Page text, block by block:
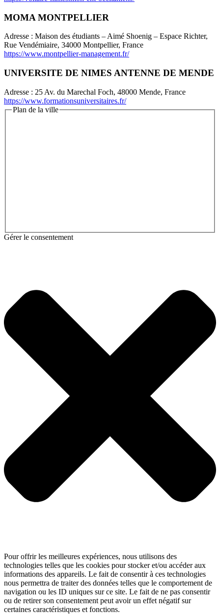
MOMA MONTPELLIER
Adresse : Maison des étudiants – Aimé Shoenig – Espace Richter,
Rue Vendémiaire, 34000 Montpellier, France
https://www.montpellier-management.fr/
UNIVERSITE DE NIMES ANTENNE DE MENDE
Adresse : 25 Av. du Marechal Foch, 48000 Mende, France
https://www.formationsuniversitaires.fr/
Plan de la ville
Gérer le consentement
Pour offrir les meilleures expériences, nous utilisons des
technologies telles que les cookies pour stocker et/ou accéder aux
informations des appareils. Le fait de consentir à ces technologies
nous permettra de traiter des données telles que le comportement de
navigation ou les ID uniques sur ce site. Le fait de ne pas consentir
ou de retirer son consentement peut avoir un effet négatif sur
certaines caractéristiques et fonctions.